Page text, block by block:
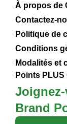
À propos de
Contactez-
Politique de
Conditions
Modalités et
Points PLUS
Brand